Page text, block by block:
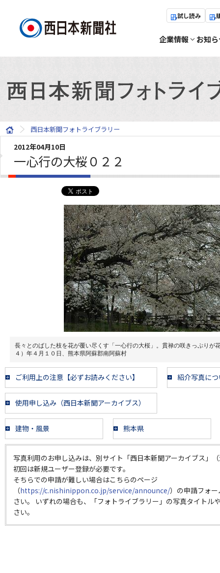
試し読み
企業情報 お知
西日本新聞フォトライブラリー
2012年04月10日
一心行の大桜０２２
長々とのばした枝を花が覆い尽くす「一心行の大桜」。貫禄の咲きっぷりが
４）年４月１０日、熊本県阿蘇郡南阿蘇村
ご利用上の注意【必ずお読みください】 紹介写真に
使用申し込み（西日本新聞アーカイブス）
建物・風景 熊本県
写真利用のお申し込みは、別サイト「西日本新聞アーカイブス」
初回は新規ユーザー登録が必要です。
そちらでの申請が難しい場合はこちらのページ
（https://c.nishinippon.co.jp/service/announce/）の申請フォ
さい。 いずれの場合も、「フォトライブラリー」の写真タイトル
さい。